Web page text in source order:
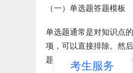
（一）单选题答题模板
单选题通常是对知识点
项，可以直接排除。然
题目是关于某种电气设
考生服务